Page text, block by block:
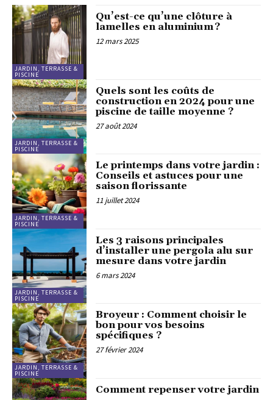
JARDIN, TERRASSE &
PISCINE
Qu’est-ce qu’une clôture à
lamelles en aluminium ?
12 mars 2025
JARDIN, TERRASSE &
PISCINE
Quels sont les coûts de
construction en 2024 pour une
piscine de taille moyenne ?
27 août 2024
JARDIN, TERRASSE &
PISCINE
Le printemps dans votre jardin :
Conseils et astuces pour une
saison florissante
11 juillet 2024
JARDIN, TERRASSE &
PISCINE
Les 3 raisons principales
d’installer une pergola alu sur
mesure dans votre jardin
6 mars 2024
JARDIN, TERRASSE &
PISCINE
Broyeur : Comment choisir le
bon pour vos besoins
spécifiques ?
27 février 2024
Comment repenser votre jardin